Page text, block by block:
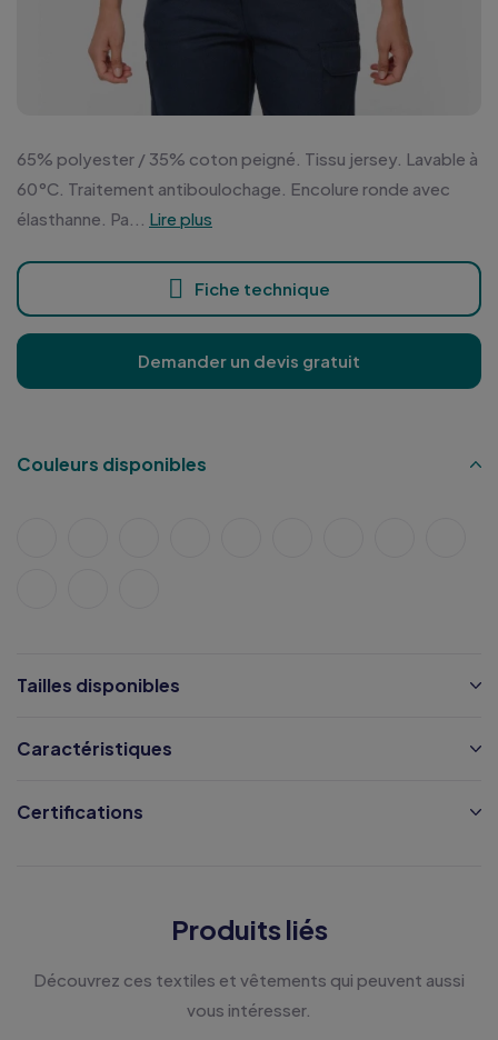
65% polyester / 35% coton peigné. Tissu jersey. Lavable à
60°C. Traitement antiboulochage. Encolure ronde avec
élasthanne. Pa...
Lire plus
Fiche technique
Demander un devis gratuit
Couleurs disponibles
Tailles disponibles
Caractéristiques
Certifications
Produits liés
Découvrez ces textiles et vêtements qui peuvent aussi
vous intéresser.